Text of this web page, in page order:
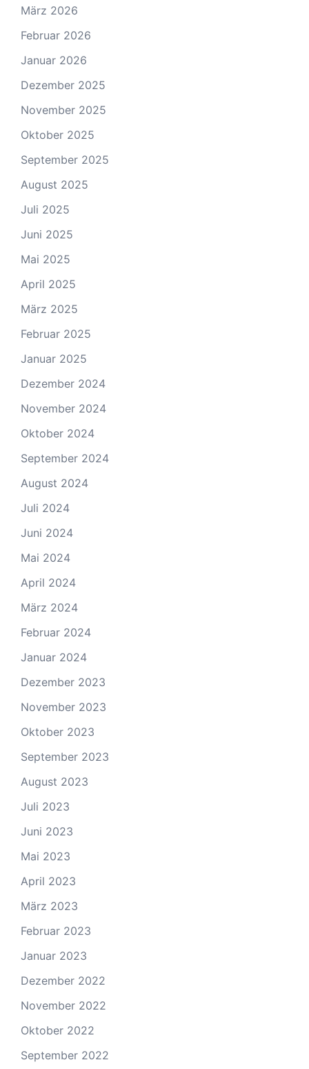
März 2026
Februar 2026
Januar 2026
Dezember 2025
November 2025
Oktober 2025
September 2025
August 2025
Juli 2025
Juni 2025
Mai 2025
April 2025
März 2025
Februar 2025
Januar 2025
Dezember 2024
November 2024
Oktober 2024
September 2024
August 2024
Juli 2024
Juni 2024
Mai 2024
April 2024
März 2024
Februar 2024
Januar 2024
Dezember 2023
November 2023
Oktober 2023
September 2023
August 2023
Juli 2023
Juni 2023
Mai 2023
April 2023
März 2023
Februar 2023
Januar 2023
Dezember 2022
November 2022
Oktober 2022
September 2022